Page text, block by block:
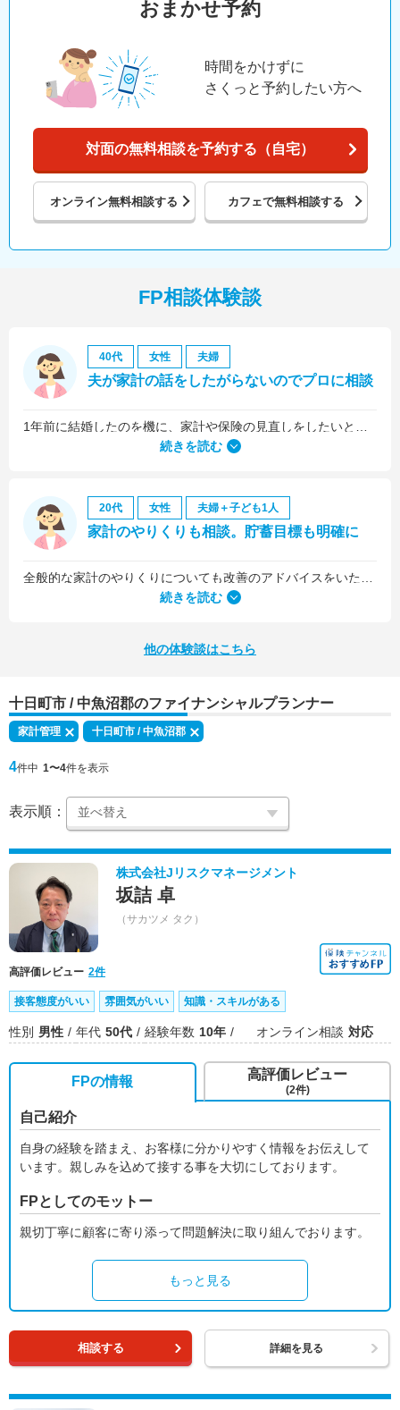
おまかせ予約
時間をかけずに
さくっと予約したい方へ
対面の無料相談を予約する（自宅）
オンライン無料相談する カフェで無料相談する
FP相談体験談
40代 女性 夫婦
夫が家計の話をしたがらないのでプロに相談
続きを読む
20代 女性 夫婦＋子ども1人
家計のやりくりも相談。貯蓄目標も明確に
続きを読む
他の体験談はこちら
十日町市 / 中魚沼郡のファイナンシャルプランナー
家計管理 十日町市 / 中魚沼郡
4件中 1〜4件を表示
表示順：
株式会社Jリスクマネージメント
坂詰 卓
（サカツメ タク）
高評価レビュー 2件
接客態度がいい 雰囲気がいい 知識・スキルがある
性別 男性 年代 50代 経験年数 10年 オンライン相談 対応
FPの情報
自己紹介
自身の経験を踏まえ、お客様に分かりやすく情報をお伝えして
います。親しみを込めて接する事を大切にしております。
FPとしてのモットー
親切丁寧に顧客に寄り添って問題解決に取り組んでおります。
もっと見る
高評価レビュー
(2件)
相談する 詳細を見る